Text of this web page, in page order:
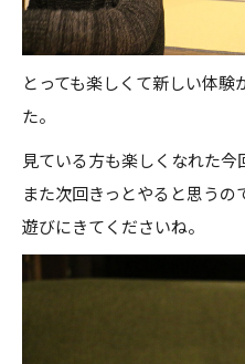
とっても楽しくて新しい体
た。
見ている方も楽しくなれた今
また次回きっとやると思う
遊びにきてくださいね。